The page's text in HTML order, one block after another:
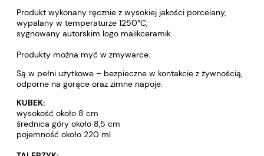
Produkt wykonany ręcznie z wysokiej jakości porcelany,
wypalany w temperaturze 1250°C,
sygnowany autorskim logo malikceramik.
Produkty można myć w zmywarce.
Są w pełni użytkowe – bezpieczne w kontakcie z żywnością,
odporne na gorące oraz zimne napoje.
KUBEK:
wysokość około 8 cm
średnica góry około 8,5 cm
pojemność około 220 ml